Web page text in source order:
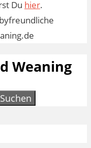
Du hier.
Weaning